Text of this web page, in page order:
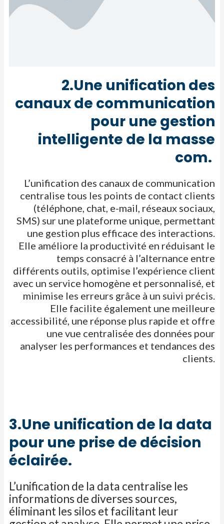
2.Une unification des
canaux de communication
pour une gestion
intelligente de la masse
com. ​
L’unification des canaux de communication
centralise tous les points de contact clients
(téléphone, chat, e-mail, réseaux sociaux,
SMS) sur une plateforme unique, permettant
une gestion plus efficace des interactions.
Elle améliore la productivité en réduisant le
temps consacré à l’alternance entre
différents outils, optimise l’expérience client
avec un service homogène et personnalisé, et
minimise les erreurs grâce à un suivi précis.
Elle facilite également une meilleure
accessibilité, une réponse plus rapide et offre
une vue centralisée des données pour
analyser les performances et tendances des
clients.​
3.Une unification de la data
pour une prise de décision
éclairée.
L’unification de la data centralise les
informations de diverses sources,
éliminant les silos et facilitant leur